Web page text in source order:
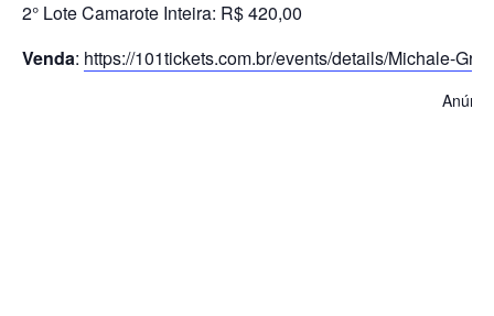
2° Lote Camarote Inteira: R$ 420,00
Venda: https://101tickets.com.br/events/details/Michale-